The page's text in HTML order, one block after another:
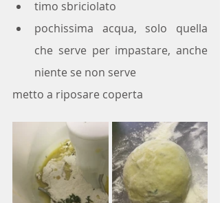
timo sbriciolato
pochissima acqua, solo quella
che serve per impastare, anche
niente se non serve
metto a riposare coperta